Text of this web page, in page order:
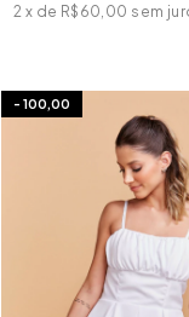
2 x de R$60,00 sem
- 100,00